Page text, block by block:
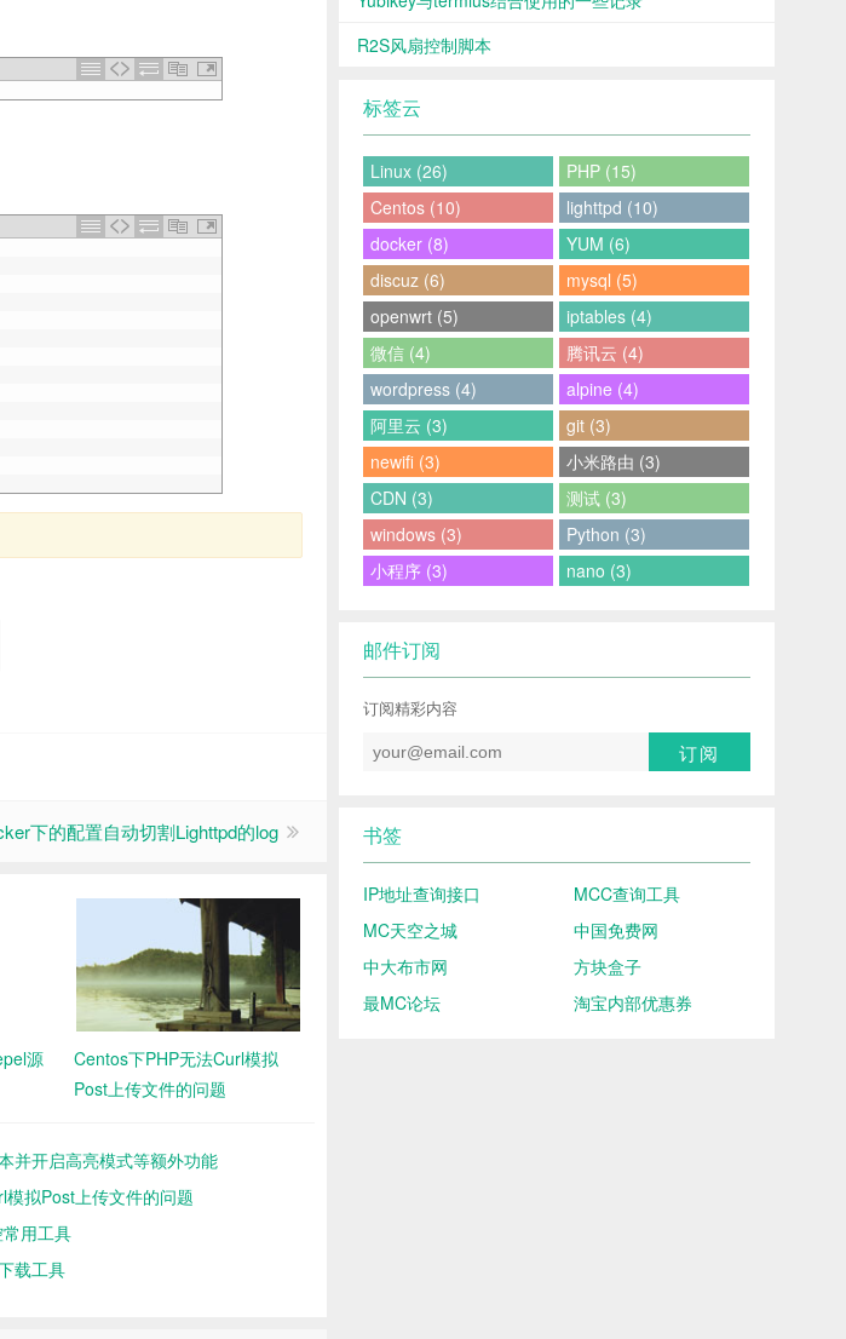
下的配置自动切割Lighttpd的log
源
Centos下PHP无法Curl模拟
Post上传文件的问题
并开启高亮模式等额外功能
拟Post上传文件的问题
用工具
载工具
R2S风扇控制脚本
标签云
Linux (26)
PHP (15)
Centos (10)
lighttpd (10)
docker (8)
YUM (6)
discuz (6)
mysql (5)
openwrt (5)
iptables (4)
微信 (4)
腾讯云 (4)
wordpress (4)
alpine (4)
阿里云 (3)
git (3)
newifi (3)
小米路由 (3)
CDN (3)
测试 (3)
windows (3)
Python (3)
小程序 (3)
nano (3)
邮件订阅
订阅精彩内容
书签
IP地址查询接口
MCC查询工具
MC天空之城
中国免费网
中大布市网
方块盒子
最MC论坛
淘宝内部优惠券